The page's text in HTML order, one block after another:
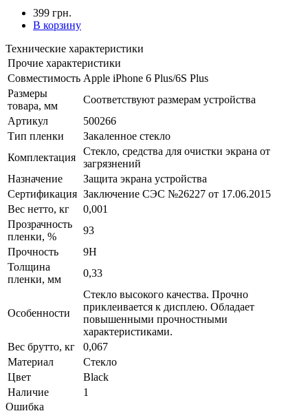
399 грн.
В корзину
Технические характеристики
Прочие характеристики
Совместимость Apple iPhone 6 Plus/6S Plus
Размеры
товара, мм
Соответствуют размерам устройства
Артикул
500266
Тип пленки
Закаленное стекло
Комплектация
Стекло, средства для очистки экрана от
загрязнений
Назначение
Защита экрана устройства
Сертификация Заключение СЭС №26227 от 17.06.2015
Вес нетто, кг
0,001
Прозрачность
пленки, %
93
Прочность
9H
Толщина
пленки, мм
0,33
Особенности
Стекло высокого качества. Прочно
приклеивается к дисплею. Обладает
повышенными прочностными
характеристиками.
Вес брутто, кг
0,067
Материал
Стекло
Цвет
Black
Наличие
1
Ошибка